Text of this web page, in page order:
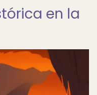
en la